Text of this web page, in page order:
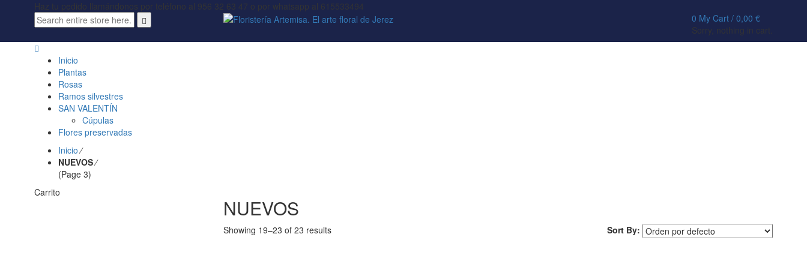
Haz tu pedido llamándonos por teléfono al 956 32 63 47 o por whatsapp al 615533494
0 My Cart / 0,00 €
Sorry, nothing in cart.
Inicio
Plantas
Rosas
Ramos silvestres
SAN VALENTÍN
Cúpulas
Flores preservadas
Inicio⁄
NUEVOS⁄
(Page 3)
Carrito
NUEVOS
Showing 19–23 of 23 results Sort By: